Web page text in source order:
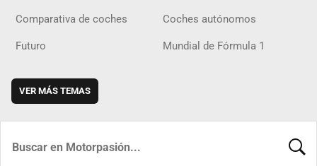
Comparativa de coches Coches autónomos
Futuro Mundial de Fórmula 1
VER MÁS TEMAS